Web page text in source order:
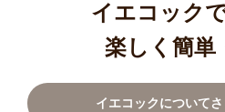
イエコック
楽しく簡単
イエコックについて